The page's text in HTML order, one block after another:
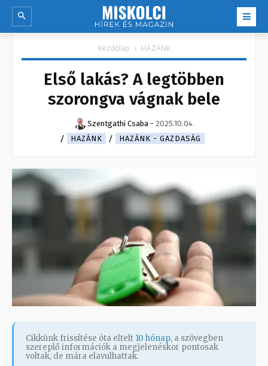
Kezdőlap HAZÁNK
Első lakás? A legtöbben
szorongva vágnak bele
Szentgathi Csaba - 2025.10.04.
HAZÁNK
HAZÁNK - GAZDASÁG
Cikkünk frissítése óta eltelt 10 hónap, a szövegben
szereplő információk a megjelenéskor pontosak
voltak, de mára elavulhattak.